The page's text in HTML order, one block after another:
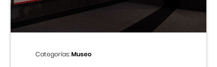
Categorías:Museo